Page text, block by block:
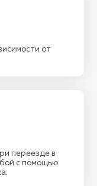
от
переезде в
с помощью